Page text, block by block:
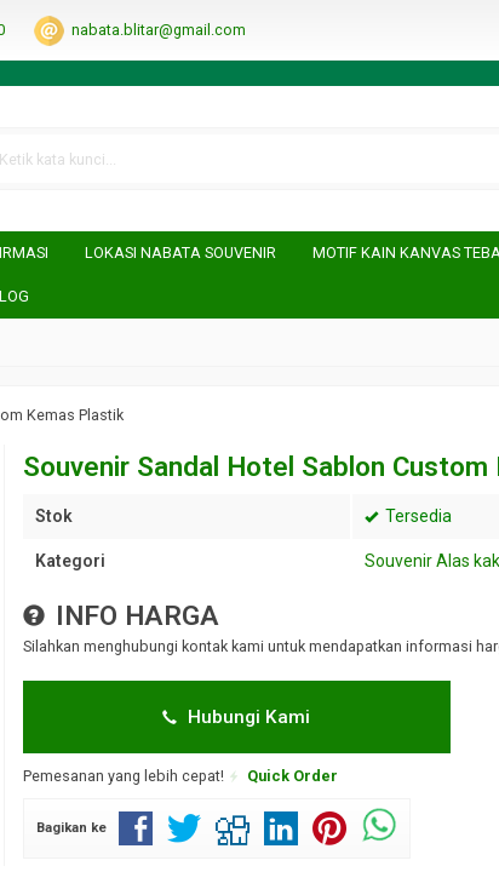
nabata.blitar@gmail.com
LOKASI NABATA SOUVENIR MOTIF KAIN KANVAS
Kemas Plastik
Souvenir Sandal Hotel Sablon
Stok Tersedia
Kategori Souvenir Alas
INFO HARGA
Silahkan menghubungi kontak kami untuk mendapatkan informasi
Hubungi Kami
Pemesanan yang lebih cepat! Quick Order
Bagikan ke